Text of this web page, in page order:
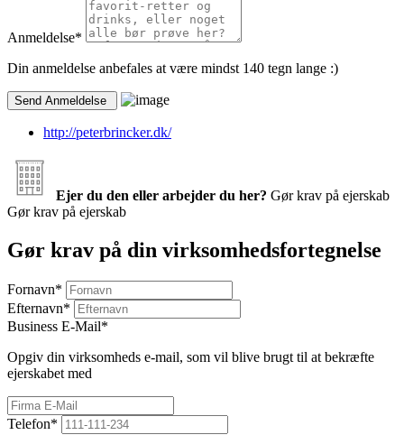
Anmeldelse*
Din anmeldelse anbefales at være mindst 140 tegn lange :)
http://peterbrincker.dk/
Ejer du den eller arbejder du her? Gør krav på ejerskab
Gør krav på ejerskab
Gør krav på din virksomhedsfortegnelse
Fornavn*
Efternavn*
Business E-Mail*
Opgiv din virksomheds e-mail, som vil blive brugt til at bekræfte
ejerskabet med
Telefon*